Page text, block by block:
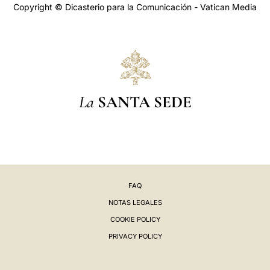
Copyright © Dicasterio para la Comunicación - Vatican Media
La SANTA SEDE
FAQ
NOTAS LEGALES
COOKIE POLICY
PRIVACY POLICY